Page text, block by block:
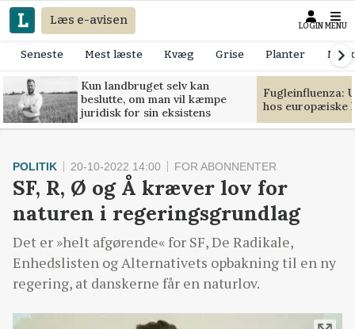
Læs e-avisen LOGIN MENU
Seneste Mest læste Kvæg Grise Planter
Kun landbruget selv kan
beslutte, om man vil kæmpe
juridisk for sin eksistens
Fugleinfluenza:
hos europæiske
POLITIK 20-10-2022 14:00 FOR ABONNENTER
SF, R, Ø og Å kræver lov for
naturen i regeringsgrundlag
Det er »helt afgørende« for SF, De Radikale,
Enhedslisten og Alternativets opbakning til en ny
regering, at danskerne får en naturlov.